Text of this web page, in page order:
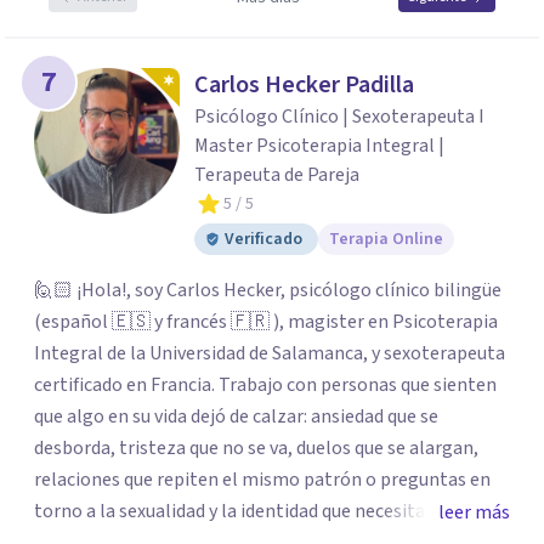
7 Carlos Hecker Padilla
Psicólogo Clínico | Sexoterapeuta I
Master Psicoterapia Integral |
Terapeuta de Pareja
5 / 5
Verificado
Terapia Online
🙋🏻 ¡Hola!, soy Carlos Hecker, psicólogo clínico bilingüe
(español 🇪🇸 y francés 🇫🇷 ), magister en Psicoterapia
Integral de la Universidad de Salamanca, y sexoterapeuta
certificado en Francia. Trabajo con personas que sienten
que algo en su vida dejó de calzar: ansiedad que se
desborda, tristeza que no se va, duelos que se alargan,
relaciones que repiten el mismo patrón o preguntas en
torno a la sexualidad y la identidad que necesitan unleer más